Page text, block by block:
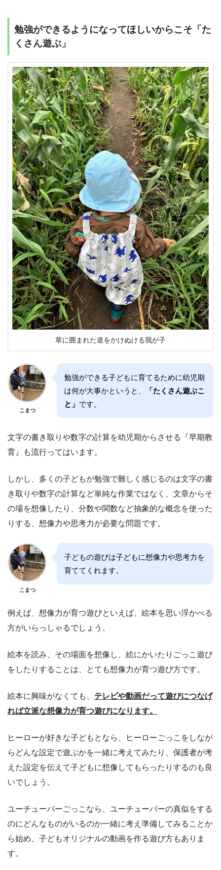
勉強ができるようになってほしいからこそ「た
くさん遊ぶ」
草に囲まれた道をかけぬける我が子
こまつ
勉強ができる子どもに育てるために幼児期
は何が大事かというと、
「たくさん遊ぶこ
と」 です。
文字の書き取りや数字の計算を幼児期からさせる『早期教
育』も流行ってはいます。
しかし、多くの子どもが勉強で難しく感じるのは文字の書
き取りや数字の計算など単純な作業ではなく、文章からそ
の場を想像したり、分数や関数など抽象的な概念を使った
りする、想像力や思考力が必要な問題です。
こまつ
子どもの遊びは子どもに想像力や思考力を
育ててくれます。
例えば、想像力が育つ遊びといえば、絵本を思い浮かべる
方がいらっしゃるでしょう。
絵本を読み、その場面を想像し、絵にかいたりごっこ遊び
をしたりすることは、とても想像力が育つ遊び方です。
絵本に興味がなくても、 テレビや動画だって遊びにつなげ
れば立派な想像力が育つ遊びになります。
ヒーローが好きな子どもとなら、ヒーローごっこをしなが
らどんな設定で遊ぶかを一緒に考えてみたり、保護者が考
えた設定を伝えて子どもに想像してもらったりするのも良
いでしょう。
ユーチューバーごっこなら、ユーチューバーの真似をする
のにどんなものがいるのか一緒に考え準備してみることか
ら始め、子どもオリジナルの動画を作る遊び方もありま
す。